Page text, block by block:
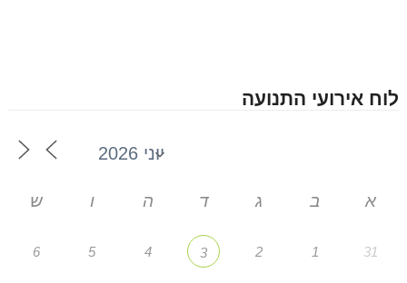
לוח אירועי התנועה
א ב ג ד ה ו ש
31
1
2
3
4
5
6